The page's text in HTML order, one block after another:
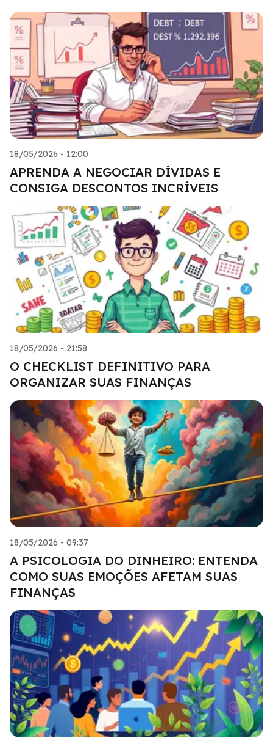
18/05/2026 - 12:00
APRENDA A NEGOCIAR DÍVIDAS E
CONSIGA DESCONTOS INCRÍVEIS
18/05/2026 - 21:58
O CHECKLIST DEFINITIVO PARA
ORGANIZAR SUAS FINANÇAS
18/05/2026 - 09:37
A PSICOLOGIA DO DINHEIRO: ENTENDA
COMO SUAS EMOÇÕES AFETAM SUAS
FINANÇAS